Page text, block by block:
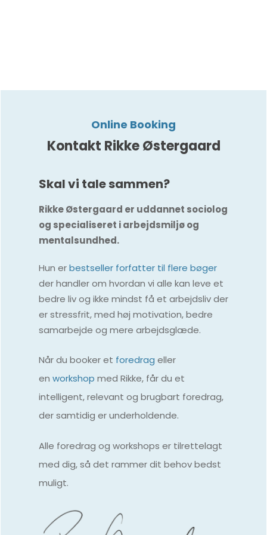
Online Booking
Kontakt Rikke Østergaard
Skal vi tale sammen?
Rikke Østergaard er uddannet sociolog
og specialiseret i arbejdsmiljø og
mentalsundhed.
Hun erbestseller forfatter til flere bøger
der handler om hvordan vi alle kan leve et
bedre liv og ikke mindst få et arbejdsliv der
er stressfrit, med høj motivation, bedre
samarbejde og mere arbejdsglæde.
Når du bookeret foredrag eller
en workshop med Rikke, får du et
intelligent, relevant og brugbart foredrag,
der samtidig er underholdende.
Alle foredrag og workshops er tilrettelagt
med dig, så det rammer dit behov bedst
muligt.